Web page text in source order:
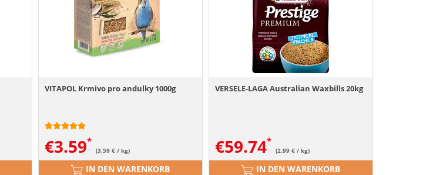
VITAPOL Krmivo pro andulky 1000g
€3.59 (3.59 € / kg)
IN DEN WARENKORB
VERSELE-LAGA Australian Waxbills 20kg
€59.74 (2.99 € / kg)
IN DEN WARENKORB